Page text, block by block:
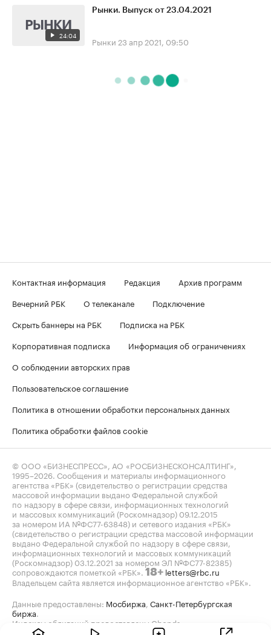
24:04
Рынки. Выпуск от 23.04.2021
Рынки 23 апр 2021, 09:50
Контактная информация Редакция
Архив программ
Вечерний РБК
О телеканале
Подключение
Скрыть баннеры на РБК
Подписка на РБК
Корпоративная подписка
Информация об ограничениях
О соблюдении авторских прав
Пользовательское соглашение
Политика в отношении обработки персональных данных
Политика обработки файлов cookie
© ООО «БИЗНЕСПРЕСС», АО «РОСБИЗНЕСКОНСАЛТИНГ»,
1995–2026 . Сообщения и материалы информационного
агентства «РБК» (свидетельство о регистрации средства
массовой информации выдано Федеральной службой
по надзору в сфере связи, информационных технологий
и массовых коммуникаций (Роскомнадзор) 09.12.2015
за номером ИА №ФС77-63848) и сетевого издания «РБК»
(свидетельство о регистрации средства массовой информации
выдано Федеральной службой по надзору в сфере связи,
информационных технологий и массовых коммуникаций
(Роскомнадзор) 03.12.2021 за номером ЭЛ №ФС77-82385)
сопровождаются пометкой «РБК». 18+ letters@rbc.ru
Владельцем сайта является информационное агентство «РБК».
Данные предоставлены: Мосбиржа Санкт-Петербургская
биржа
Индексы облигаций предоставлены Cbonds.